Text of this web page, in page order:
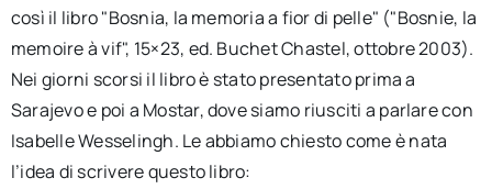
così il libro "Bosnia, la memoria a fior di pelle" ("Bosnie, la
memoire à vif", 15×23, ed. Buchet Chastel, ottobre 2003).
Nei giorni scorsi il libro è stato presentato prima a
Sarajevo e poi a Mostar, dove siamo riusciti a parlare con
Isabelle Wesselingh. Le abbiamo chiesto come è nata
l’idea di scrivere questo libro: